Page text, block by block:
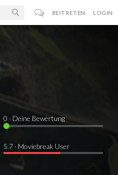
BEITRETEN LOGIN
0 · Deine Bewertung
5.7 · Moviebreak User